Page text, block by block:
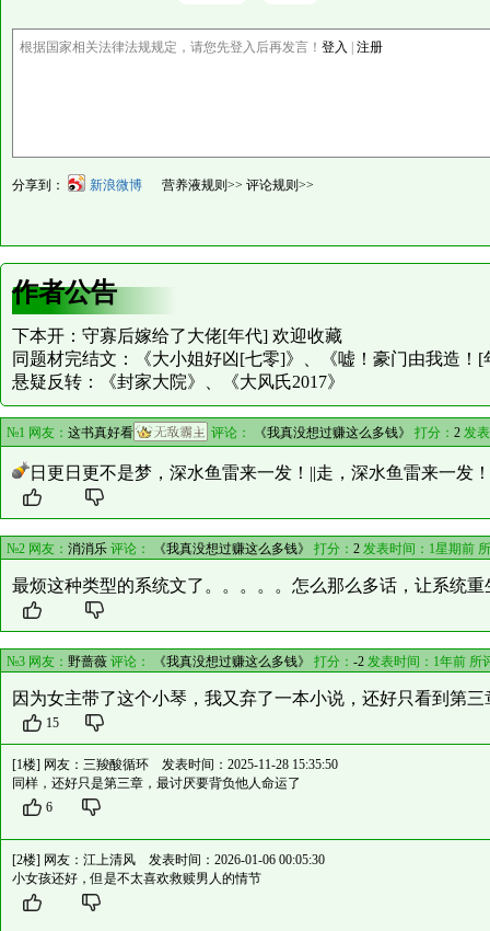
根据国家相关法律法规规定，请您先登入后再发言！ 登入 | 注册
分享到： 新浪微博 营养液规则>> 评论规则>>
作者公告
下本开：守寡后嫁给了大佬[年代] 欢迎收藏
同题材完结文：《大小姐好凶[七零]》、《嘘！豪门由我造！[
悬疑反转：《封家大院》、《大风氏2017》
№1 网友： 这书真好看 评论： 《我真没想过赚这么多钱》 打分： 2发表
日更日更不是梦，深水鱼雷来一发！||走，深水鱼雷来一发！
№2 网友： 消消乐 评论： 《我真没想过赚这么多钱》 打分： 2 发表时间：1星期前
最烦这种类型的系统文了。。。。。怎么那么多话，让系统
№3 网友： 野蔷薇 评论： 《我真没想过赚这么多钱》 打分： -2 发表时间：1年前 所
因为女主带了这个小琴，我又弃了一本小说，还好只看到第三
15
[1楼] 网友： 三羧酸循环 发表时间：2025-11-28 15:35:50
同样，还好只是第三章，最讨厌要背负他人命运了
6
[2楼] 网友： 江上清风 发表时间：2026-01-06 00:05:30
小女孩还好，但是不太喜欢救赎男人的情节